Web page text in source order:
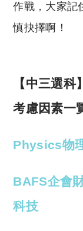
作戰，大家記
慎抉擇啊！
【中三選
考慮因素一
Physics物
BAFS企會
科技